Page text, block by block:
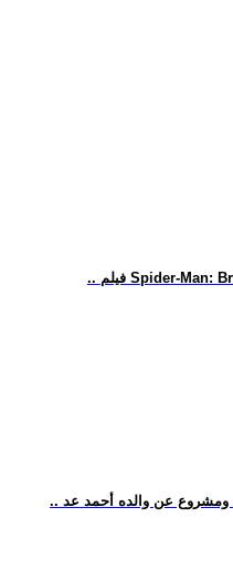
ومشروع عن والده أحمد عد